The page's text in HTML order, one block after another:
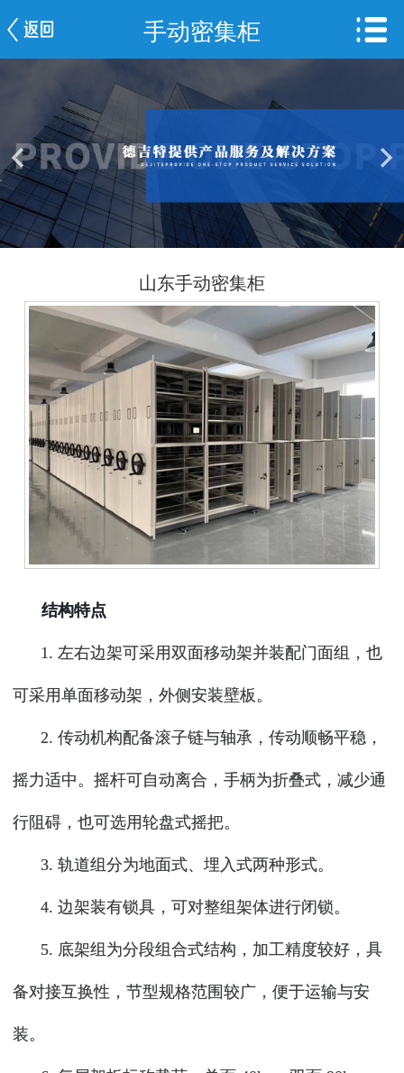
手动密集柜
山东手动密集柜
结构特点
1. 左右边架可采用双面移动架并装配门面组，也
可采用单面移动架，外侧安装壁板。
2. 传动机构配备滚子链与轴承，传动顺畅平稳，
摇力适中。摇杆可自动离合，手柄为折叠式，减少通
行阻碍，也可选用轮盘式摇把。
3. 轨道组分为地面式、埋入式两种形式。
4. 边架装有锁具，可对整组架体进行闭锁。
5. 底架组为分段组合式结构，加工精度较好，具
备对接互换性，节型规格范围较广，便于运输与安
装。
网站首页
服务案例
联系我们